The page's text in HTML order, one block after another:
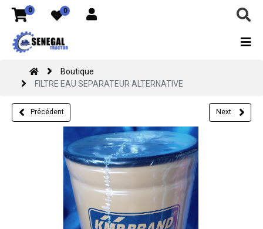
0 0
Boutique
FILTRE EAU SEPARATEUR ALTERNATIVE
Précédent Next